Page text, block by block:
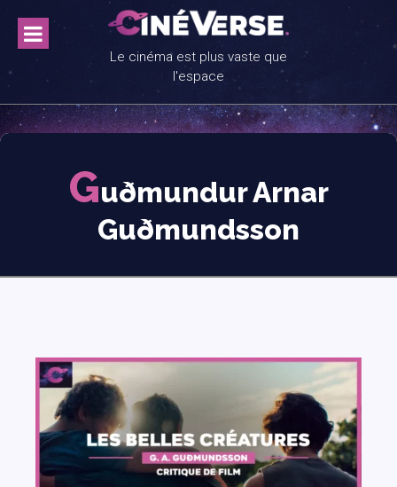
content
Le cinéma est plus vaste que
l'espace
Guðmundur Arnar
Guðmundsson